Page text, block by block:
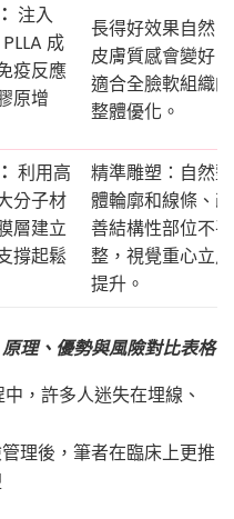
注入
成
疫反應
原增
長得好效果自然，
皮膚質感會變好，
適合全臉軟組織的
整體優化。
利用高
分子材
層建立
撐起鬆
精準雕塑：自然整
體輪廓和線條、改
善結構性部位不平
整，視覺重心立馬
提升。
理、優勢與風險對比表格
，許多人迷失在埋線、
理後，筆者在臨床上更推